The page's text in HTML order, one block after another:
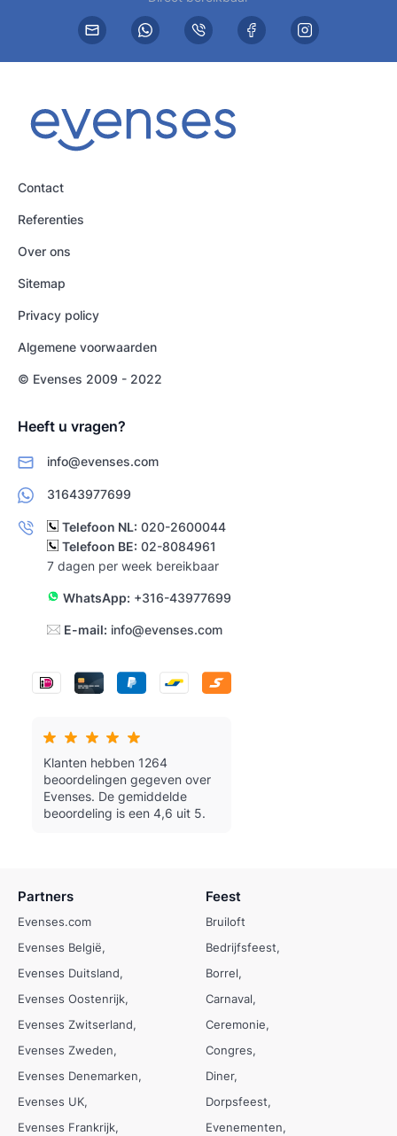
Contact
Referenties
Over ons
Sitemap
Privacy policy
Algemene voorwaarden
© Evenses 2009 - 2022
Heeft u vragen?
info@evenses.com
31643977699
Telefoon NL: 020-2600044
Telefoon BE: 02-8084961
7 dagen per week bereikbaar
WhatsApp: +316-43977699
E-mail: info@evenses.com
Klanten hebben 1264
beoordelingen gegeven over
Evenses. De gemiddelde
beoordeling is een 4,6 uit 5.
Partners
Evenses.com
Evenses België
Evenses Duitsland
Evenses Oostenrijk
Evenses Zwitserland
Evenses Zweden
Evenses Denemarken
Evenses UK
Evenses Frankrijk
Feest
Bruiloft
Bedrijfsfeest
Borrel
Carnaval
Ceremonie
Congres
Diner
Dorpsfeest
Evenementen